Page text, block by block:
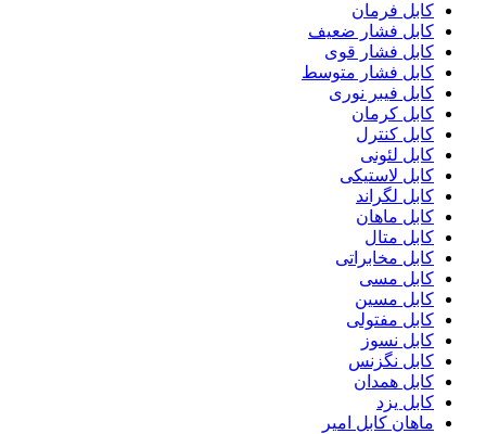
کابل فرمان
کابل فشار ضعیف
کابل فشار قوی
کابل فشار متوسط
کابل فیبر نوری
کابل کرمان
کابل کنترل
کابل لئونی
کابل لاستیکی
کابل لگراند
کابل ماهان
کابل متال
کابل مخابراتی
کابل مسی
کابل مسین
کابل مفتولی
کابل نسوز
کابل نگزنس
کابل همدان
کابل یزد
ماهان کابل امیر